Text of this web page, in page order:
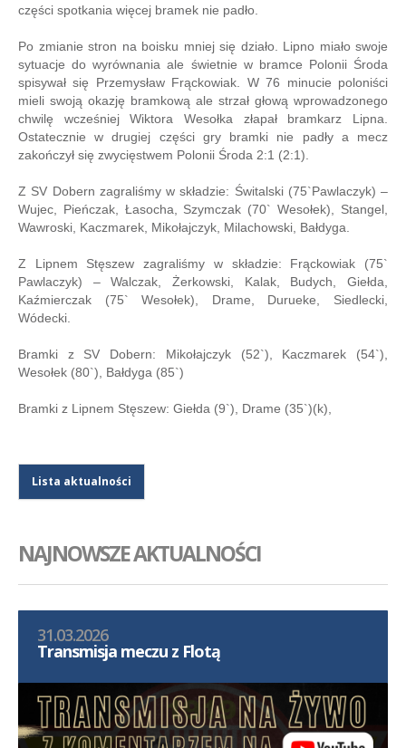
części spotkania więcej bramek nie padło.
Po zmianie stron na boisku mniej się działo. Lipno miało swoje
sytuacje do wyrównania ale świetnie w bramce Polonii Środa
spisywał się Przemysław Frąckowiak. W 76 minucie poloniści
mieli swoją okazję bramkową ale strzał głową wprowadzonego
chwilę wcześniej Wiktora Wesołka złapał bramkarz Lipna.
Ostatecznie w drugiej części gry bramki nie padły a mecz
zakończył się zwycięstwem Polonii Środa 2:1 (2:1).
Z SV Dobern zagraliśmy w składzie: Świtalski (75`Pawlaczyk) –
Wujec, Pieńczak, Łasocha, Szymczak (70` Wesołek), Stangel,
Wawroski, Kaczmarek, Mikołajczyk, Milachowski, Bałdyga.
Z Lipnem Stęszew zagraliśmy w składzie: Frąckowiak (75`
Pawlaczyk) – Walczak, Żerkowski, Kalak, Budych, Giełda,
Kaźmierczak (75` Wesołek), Drame, Durueke, Siedlecki,
Wódecki.
Bramki z SV Dobern: Mikołajczyk (52`), Kaczmarek (54`),
Wesołek (80`), Bałdyga (85`)
Bramki z Lipnem Stęszew: Giełda (9`), Drame (35`)(k),
Lista aktualności
NAJNOWSZE AKTUALNOŚCI
31.03.2026
Transmisja meczu z Flotą